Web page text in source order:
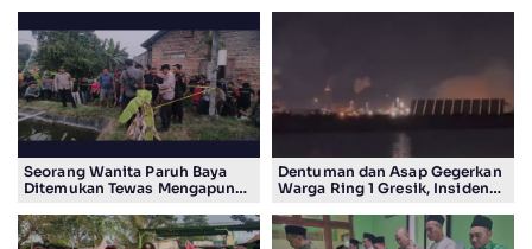
Seorang Wanita Paruh Baya
Ditemukan Tewas Mengapung
Dentuman dan Asap Gegerkan
Warga Ring 1 Gresik, Insiden
Smelting